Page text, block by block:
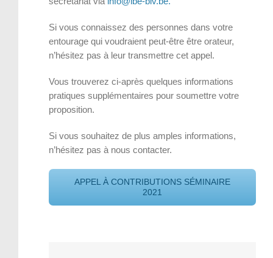
Si vous connaissez des personnes dans votre
entourage qui voudraient peut-être être orateur,
n’hésitez pas à leur transmettre cet appel.
Vous trouverez ci-après quelques informations
pratiques supplémentaires pour soumettre votre
proposition.
Si vous souhaitez de plus amples informations,
n’hésitez pas à nous contacter.
APPEL À CONTRIBUTIONS SÉMINAIRE
2021